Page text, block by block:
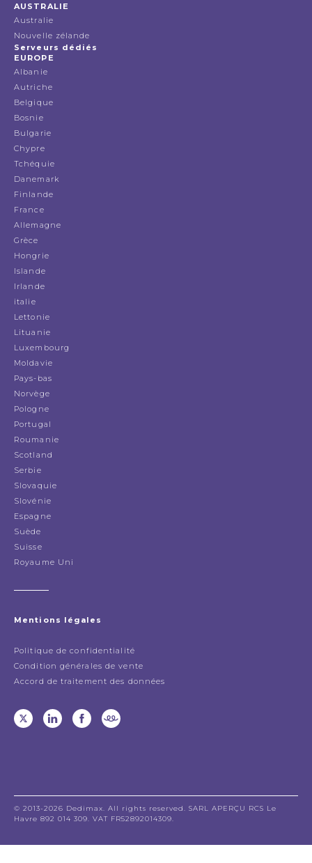
AUSTRALIE
Australie
Nouvelle zélande
Serveurs dédiés
EUROPE
Albanie
Autriche
Belgique
Bosnie
Bulgarie
Chypre
Tchéquie
Danemark
Finlande
France
Allemagne
Grèce
Hongrie
Islande
Irlande
italie
Lettonie
Lituanie
Luxembourg
Moldavie
Pays-bas
Norvège
Pologne
Portugal
Roumanie
Scotland
Serbie
Slovaquie
Slovénie
Espagne
Suède
Suisse
Royaume Uni
Mentions légales
Politique de confidentialité
Condition générales de vente
Accord de traitement des données
© 2013-2026 Dedimax. All rights reserved. SARL APERÇU RCS Le
Havre 892 014 309. VAT FR52892014309.